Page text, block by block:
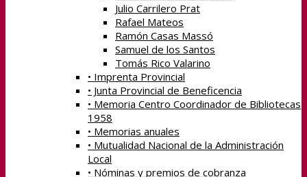
Julio Carrilero Prat
Rafael Mateos
Ramón Casas Massó
Samuel de los Santos
Tomás Rico Valarino
• Imprenta Provincial
• Junta Provincial de Beneficencia
• Memoria Centro Coordinador de Bibliotecas
1958
• Memorias anuales
• Mutualidad Nacional de la Administración
Local
• Nóminas y premios de cobranza